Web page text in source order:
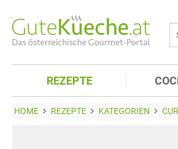
REZEPTE
HOME REZEPTE KATEGORIEN